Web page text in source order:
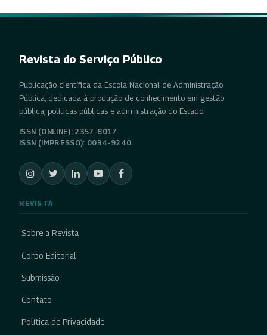
Revista do Serviço Público
Publicação científica da Escola Nacional de Administração
Pública, dedicada à produção de conhecimento em gestão
pública, políticas públicas e administração do Estado.
ISSN (ONLINE): 2357-8017
ISSN (IMPRESSO): 0034-9240
REVISTA
Sobre a Revista
Corpo Editorial
Submissão
Contato
Política de Privacidade